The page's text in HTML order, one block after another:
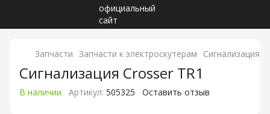
Запчасти Запчасти к электроскутерам Сигнализация
Сигнализация Crosser TR1
В наличии Артикул: 505325 Оставить отзыв